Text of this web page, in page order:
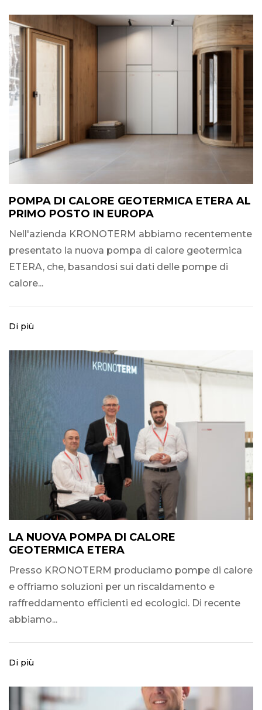
POMPA DI CALORE GEOTERMICA ETERA AL
PRIMO POSTO IN EUROPA
Nell'azienda KRONOTERM abbiamo recentemente
presentato la nuova pompa di calore geotermica
ETERA, che, basandosi sui dati delle pompe di
calore...
Di più
LA NUOVA POMPA DI CALORE
GEOTERMICA ETERA
Presso KRONOTERM produciamo pompe di calore
e offriamo soluzioni per un riscaldamento e
raffreddamento efficienti ed ecologici. Di recente
abbiamo...
Di più